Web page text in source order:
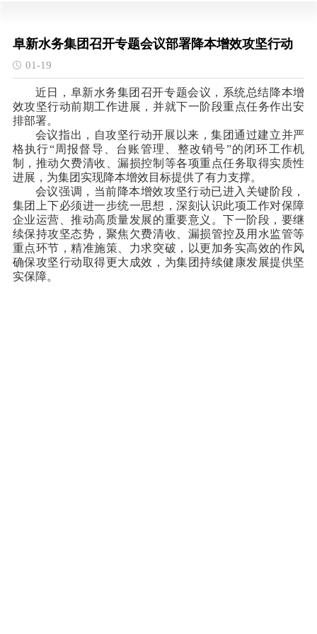
阜新水务集团召开专题会议部署降本增效攻坚行动
01-19
近日，阜新水务集团召开专题会议，系统总结降本增
效攻坚行动前期工作进展，并就下一阶段重点任务作出安
排部署。
会议指出，自攻坚行动开展以来，集团通过建立并严
格执行“周报督导、台账管理、整改销号”的闭环工作机
制，推动欠费清收、漏损控制等各项重点任务取得实质性
进展，为集团实现降本增效目标提供了有力支撑。
会议强调，当前降本增效攻坚行动已进入关键阶段，
集团上下必须进一步统一思想，深刻认识此项工作对保障
企业运营、推动高质量发展的重要意义。下一阶段，要继
续保持攻坚态势，聚焦欠费清收、漏损管控及用水监管等
重点环节，精准施策、力求突破，以更加务实高效的作风
确保攻坚行动取得更大成效，为集团持续健康发展提供坚
实保障。